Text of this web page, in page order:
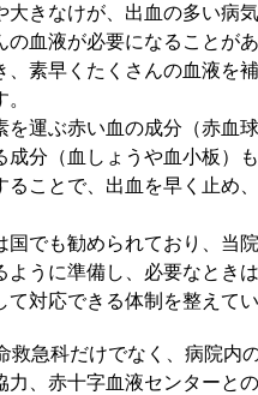
大きなけが、出血の多い病
の血液が必要になることがあ
、素早くたくさんの血液を
を運ぶ赤い血の成分（赤血
成分（血しょうや血小板）
ることで、出血を早く止め
国でも勧められており、当
ように準備し、必要なとき
て対応できる体制を整えてい
救急科だけでなく、病院内
力、赤十字血液センターと